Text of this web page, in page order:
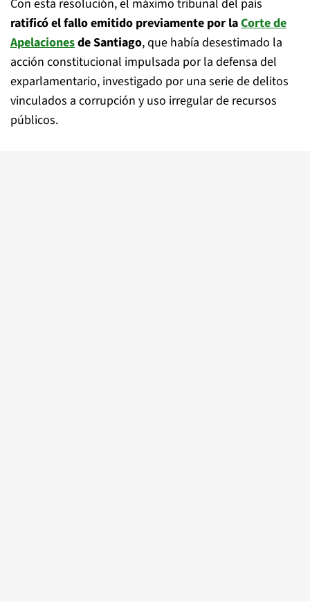
Con esta resolución, el máximo tribunal del país
ratificó el fallo emitido previamente por laCorte de
Apelacionesde Santiago, que había desestimado la
acción constitucional impulsada por la defensa del
exparlamentario, investigado por una serie de delitos
vinculados a corrupción y uso irregular de recursos
públicos.